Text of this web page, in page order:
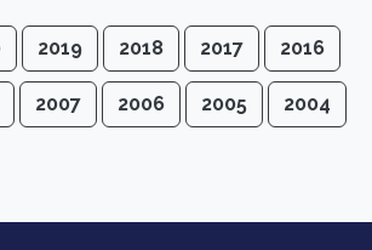
2019 2018 2017 2016
2007 2006 2005 2004